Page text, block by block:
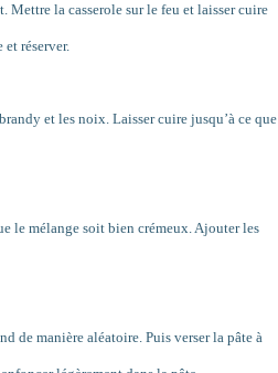
Mettre la casserole sur le feu et laisser cuire
réserver.
et les noix. Laisser cuire jusqu’à ce que
le mélange soit bien crémeux. Ajouter les
de manière aléatoire. Puis verser la pâte à